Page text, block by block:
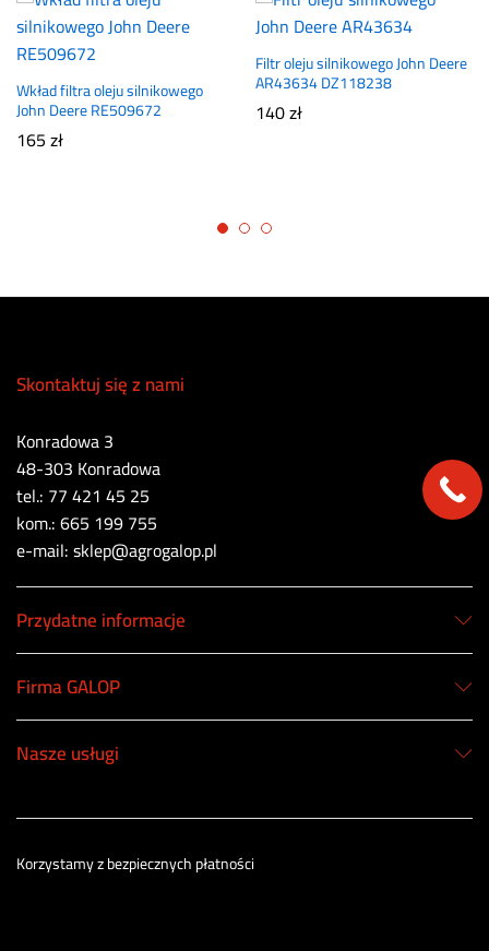
Wkład filtra oleju silnikowego
John Deere RE509672
165zł
Filtr oleju silnikowego John Deere
AR43634 DZ118238
140zł
Skontaktuj się z nami
Konradowa 3
48-303 Konradowa
tel.: 77 421 45 25
kom.: 665 199 755
e-mail: sklep@agrogalop.pl
Przydatne informacje
Firma GALOP
Nasze usługi
Korzystamy z bezpiecznych płatności